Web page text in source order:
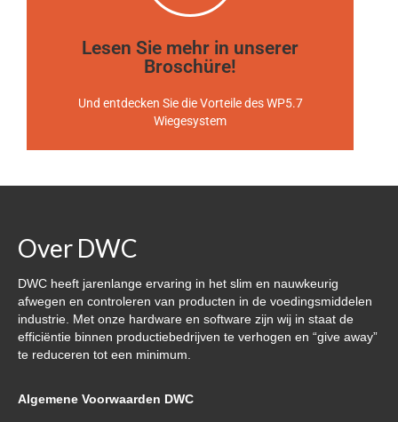
Lesen Sie mehr in unserer
Broschüre!
Und entdecken Sie die Vorteile des WP5.7
Wiegesystem
Haben Sie Fragen zu unseren Innovationen?
Senden Sie uns eine Nachricht an
Over DWC
DWC heeft jarenlange ervaring in het slim en nauwkeurig
afwegen en controleren van producten in de voedingsmiddelen
industrie. Met onze hardware en software zijn wij in staat de
efficiëntie binnen productiebedrijven te verhogen en “give away”
te reduceren tot een minimum.
Algemene Voorwaarden DWC